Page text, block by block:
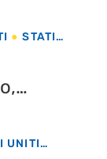
STATI
per
UNITI